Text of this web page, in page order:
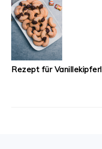
Rezept für Vanillekipferl